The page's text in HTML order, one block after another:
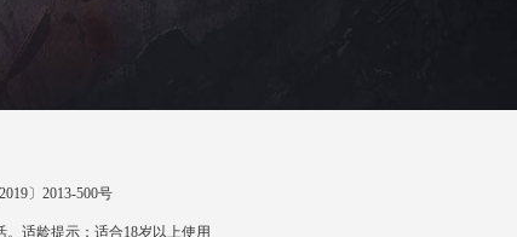
〕2013-500号
适龄提示：适合18岁以上使用